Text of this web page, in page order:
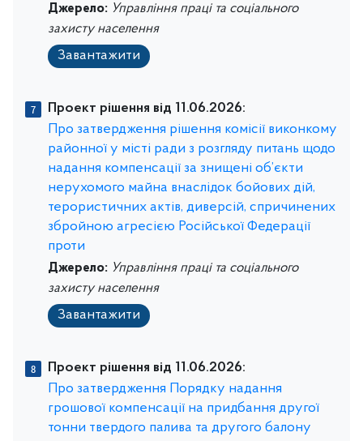
Джерело: Управління праці та соціального
захисту населення
Завантажити
Проект рішення від 11.06.2026:
Про затвердження рішення комісії виконкому
районної у місті ради з розгляду питань щодо
надання компенсації за знищені об’єкти
нерухомого майна внаслідок бойових дій,
терористичних актів, диверсій, спричинених
збройною агресією Російської Федерації
проти
Джерело: Управління праці та соціального
захисту населення
Завантажити
Проект рішення від 11.06.2026:
Про затвердження Порядку надання
грошової компенсації на придбання другої
тонни твердого палива та другого балону